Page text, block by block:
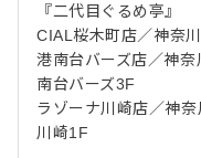
『二代目ぐるめ亭』
CIAL桜木町店／神奈
港南台バーズ店／神
南台バーズ3F
ラゾーナ川崎店／神
川崎1F